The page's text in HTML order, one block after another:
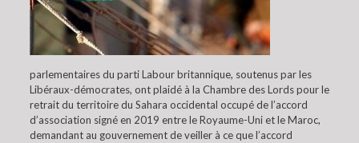
parlementaires du parti Labour britannique, soutenus par les
Libéraux-démocrates, ont plaidé à la Chambre des Lords pour le
retrait du territoire du Sahara occidental occupé de l’accord
d’association signé en 2019 entre le Royaume-Uni et le Maroc,
demandant au gouvernement de veiller à ce que l’accord